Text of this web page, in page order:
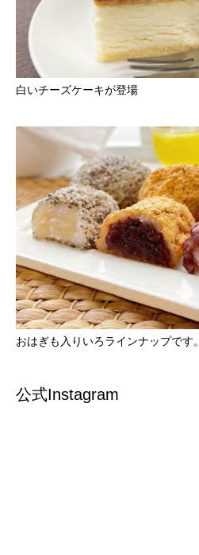
白いチーズケーキが登場
おはぎも入りいろラインナップです。
公式Instagram